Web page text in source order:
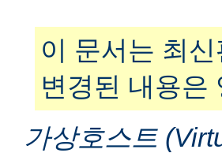
이 문서는 최
변경된 내용은
가상호스트